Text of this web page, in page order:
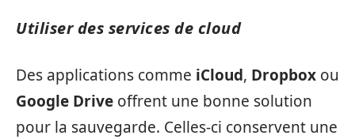
Utiliser des services de cloud
Des applications comme iCloud, Dropbox ou
Google Drive offrent une bonne solution
pour la sauvegarde. Celles-ci conservent une